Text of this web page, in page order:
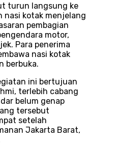
turun langsung ke
nasi kotak menjelang
pembagian
motor,
Para penerima
nasi kotak
berbuka.
ini bertujuan
terlebih cabang
belum genap
tersebut
setelah
Jakarta Barat,